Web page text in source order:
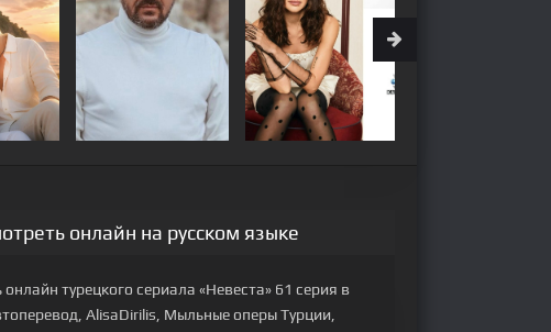
онлайн на русском языке
турецкого сериала «Невеста» 61 серия в
AlisaDirilis, Мыльные оперы Турции,